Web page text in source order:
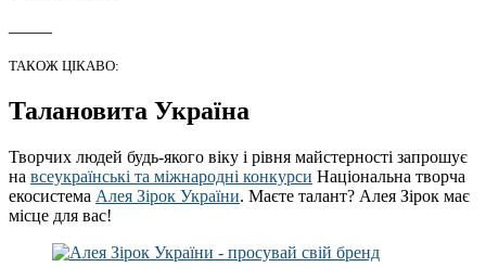
ТАКОЖ ЦІКАВО:
Талановита Україна
Творчих людей будь-якого віку і рівня майстерності запрошує
на всеукраїнські та міжнародні конкурси Національна творча
екосистема Алея Зірок України. Маєте талант? Алея Зірок має
місце для вас!